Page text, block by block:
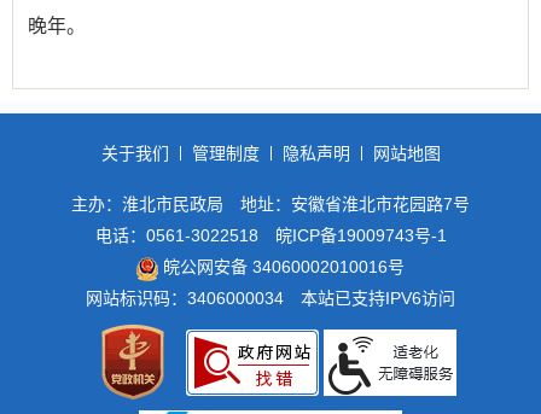
晚年。
关于我们 管理制度 隐私声明 网站地图
主办：淮北市民政局
地址：安徽省淮北市花园路7号
电话：0561-3022518
皖ICP备19009743号-1
皖公网安备 34060002010016号
网站标识码：3406000034
本站已支持IPV6访问